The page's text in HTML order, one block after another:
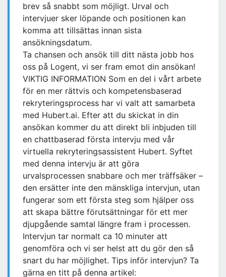
brev så snabbt som möjligt. Urval och
intervjuer sker löpande och positionen kan
komma att tillsättas innan sista
ansökningsdatum.
Ta chansen och ansök till ditt nästa jobb hos
oss på Logent, vi ser fram emot din ansökan!
VIKTIG INFORMATION Som en del i vårt arbete
för en mer rättvis och kompetensbaserad
rekryteringsprocess har vi valt att samarbeta
med Hubert.ai. Efter att du skickat in din
ansökan kommer du att direkt bli inbjuden till
en chattbaserad första intervju med vår
virtuella rekryteringsassistent Hubert. Syftet
med denna intervju är att göra
urvalsprocessen snabbare och mer träffsäker –
den ersätter inte den mänskliga intervjun, utan
fungerar som ett första steg som hjälper oss
att skapa bättre förutsättningar för ett mer
djupgående samtal längre fram i processen.
Intervjun tar normalt ca 10 minuter att
genomföra och vi ser helst att du gör den så
snart du har möjlighet. Tips inför intervjun? Ta
gärna en titt på denna artikel: